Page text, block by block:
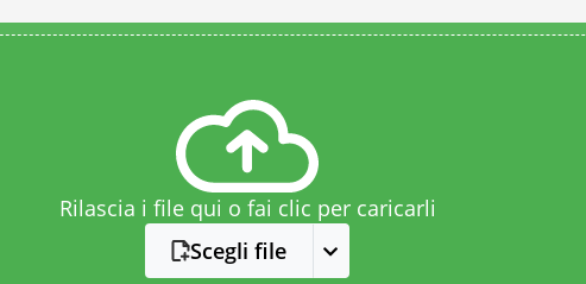
Rilascia i file qui o fai clic per caricarli
Scegli file